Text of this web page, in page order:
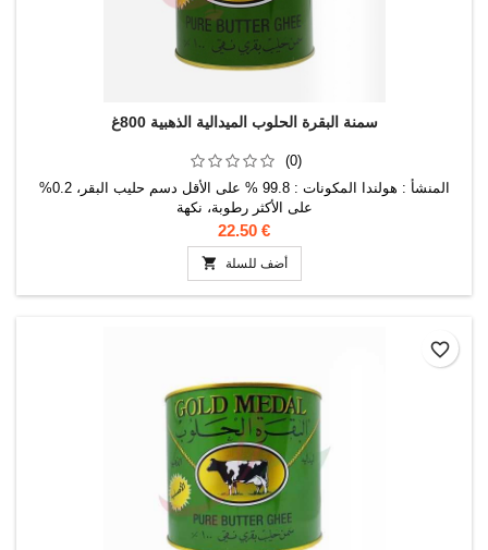
سمنة البقرة الحلوب الميدالية الذهبية 800غ
(0)
المنشأ : هولندا المكونات : 99.8 % على الأقل دسم حليب البقر، 0.2%
على الأكثر رطوبة، نكهة
22.50 €
 أضف للسلة
favorite_border